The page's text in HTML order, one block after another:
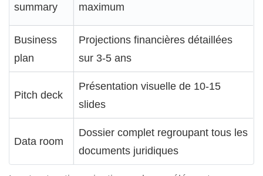
summary
maximum
Business
plan
Projections financières détaillées
sur 3-5 ans
Pitch deck
Présentation visuelle de 10-15
slides
Data room
Dossier complet regroupant tous les
documents juridiques